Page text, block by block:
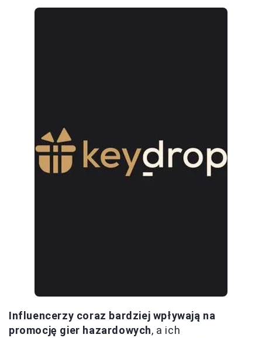
Influencerzy coraz bardziej wpływają na
promocję gier hazardowych, a ich